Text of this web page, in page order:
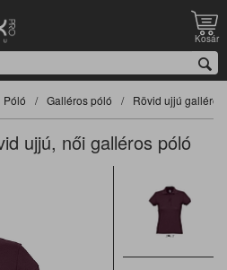
Kosár
Póló Galléros póló Rövid ujjú
ujjú, női galléros póló